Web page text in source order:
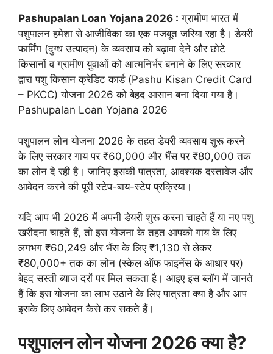
Pashupalan Loan Yojana 2026 : ग्रामीण भारत में
पशुपालन हमेशा से आजीविका का एक मजबूत जरिया रहा है। डेयरी
फार्मिंग (दुग्ध उत्पादन) के व्यवसाय को बढ़ावा देने और छोटे
किसानों व ग्रामीण युवाओं को आत्मनिर्भर बनाने के लिए सरकार
द्वारा पशु किसान क्रेडिट कार्ड (Pashu Kisan Credit Card
– PKCC) योजना 2026 को बेहद आसान बना दिया गया है।
Pashupalan Loan Yojana 2026
पशुपालन लोन योजना 2026 के तहत डेयरी व्यवसाय शुरू करने
के लिए सरकार गाय पर ₹60,000 और भैंस पर ₹80,000 तक
का लोन दे रही है। जानिए इसकी पात्रता, आवश्यक दस्तावेज और
आवेदन करने की पूरी स्टेप-बाय-स्टेप प्रक्रिया।
यदि आप भी 2026 में अपनी डेयरी शुरू करना चाहते हैं या नए पशु
खरीदना चाहते हैं, तो इस योजना के तहत आपको गाय के लिए
लगभग ₹60,249 और भैंस के लिए ₹1,130 से लेकर
₹80,000+ तक का लोन (स्केल ऑफ फाइनेंस के आधार पर)
बेहद सस्ती ब्याज दरों पर मिल सकता है। आइए इस ब्लॉग में जानते
हैं कि इस योजना का लाभ उठाने के लिए पात्रता क्या है और आप
इसके लिए आवेदन कैसे कर सकते हैं।
पशुपालन लोन योजना 2026 क्या है?